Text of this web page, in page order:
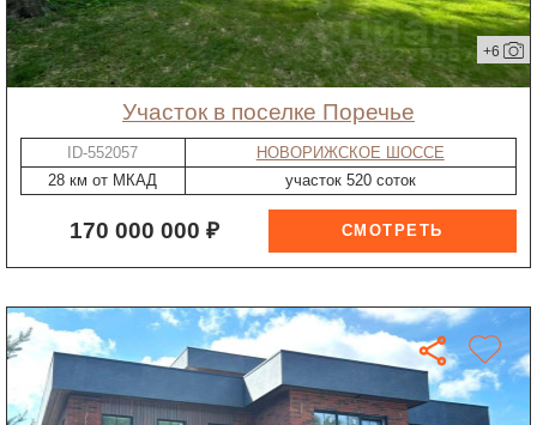
+6
участок в поселке Поречье
ID-552057
НОВОРИЖСКОЕ ШОССЕ
28 км от МКАД
участок 520 соток
170 000 000 ₽